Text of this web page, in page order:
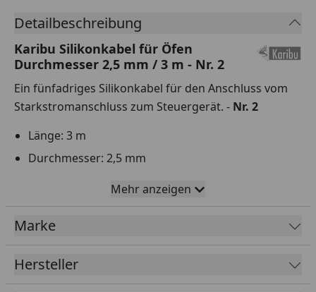
Detailbeschreibung
Karibu Silikonkabel für Öfen
Durchmesser 2,5 mm / 3 m - Nr. 2
Ein fünfadriges Silikonkabel für den Anschluss vom
Starkstromanschluss zum Steuergerät. - Nr. 2
Länge: 3 m
Durchmesser: 2,5 mm
Wichtiger Hinweis:
Alle Öfen und dazugehörigen Steuergeräte dürfen
bei einem Anschluss an eine 400 Volt Stromquelle
ausschließlich von einer autorisierten Fachkraft
Mehr anzeigen
Marke
Hersteller